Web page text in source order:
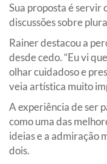
Sua proposta é servir
discussões sobre
Rainer destacou a
desde cedo. “Eu vi
olhar cuidadoso e
veia artística muito
A experiência de ser
como uma das
ideias e a admiração
dois.